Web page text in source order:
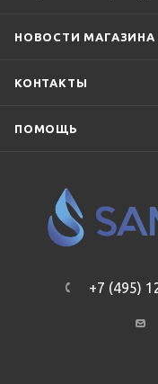
НОВОСТИ МАГАЗИНА
КОНТАКТЫ
ПОМОЩЬ
+7 (495)